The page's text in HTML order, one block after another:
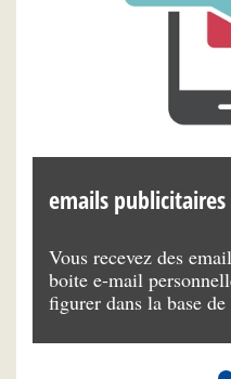
emails publicitaires
Vous recevez des
boite e-mail
figurer dans la base